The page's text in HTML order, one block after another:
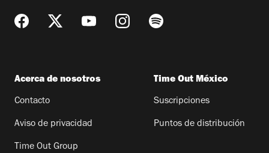
Acerca de nosotros
Contacto
Aviso de privacidad
Time Out Group
Time Out México
Suscripciones
Puntos de distribución